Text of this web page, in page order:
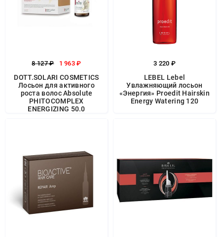
8 127 ₽ 1 963 ₽
DOTT.SOLARI COSMETICS
Лосьон для активного
роста волос Absolute
PHITOCOMPLEX
ENERGIZING 50.0
3 220 ₽
LEBEL Lebel
Увлажняющий лосьон
«Энергия» Proedit Hairskin
Energy Watering 120